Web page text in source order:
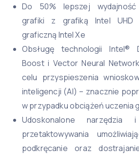
Do 50% lepszej wydajność
grafiki z grafiką Intel UHD
graficzną Intel Xe
Obsługę technologii Intel®
Boost i Vector Neural
celu przyspieszenia
inteligencji (AI) – znacznie
w przypadku obciążeń uczenia
Udoskonalone
przetaktowywania
podkręcanie oraz